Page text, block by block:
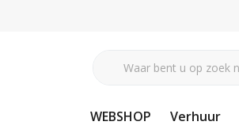
WEBSHOP Verhuur